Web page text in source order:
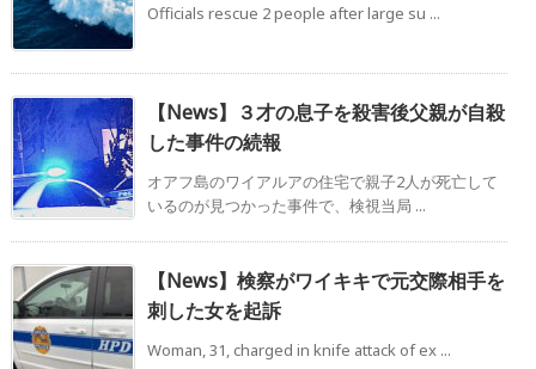
Officials rescue 2 people after large su ...
【News】３才の息子を殺害後父親が自殺
した事件の続報
オアフ島のワイアルアの住宅で親子2人が死亡して
いるのが見つかった事件で、検視当局 ...
【News】検察がワイキキで元交際相手を
刺した女を起訴
Woman, 31, charged in knife attack of ex ...